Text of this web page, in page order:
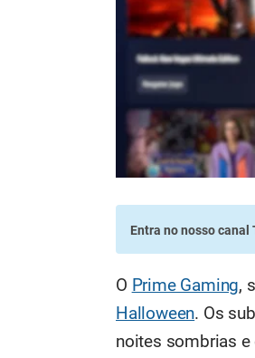
Entra no nosso canal
O Prime Gaming,
Halloween. Os
noites sombrias e